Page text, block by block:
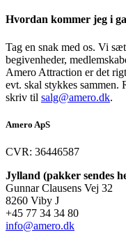
Hvordan kommer jeg i
Tag en snak med os. Vi
begivenheder,
Amero Attraction er det
evt. skal stykkes sammen.
skriv til salg@amero.dk.
Amero ApS
CVR: 36446587
Jylland (pakker sendes
Gunnar Clausens Vej 32
8260 Viby J
+45 77 34 34 80
info@amero.dk